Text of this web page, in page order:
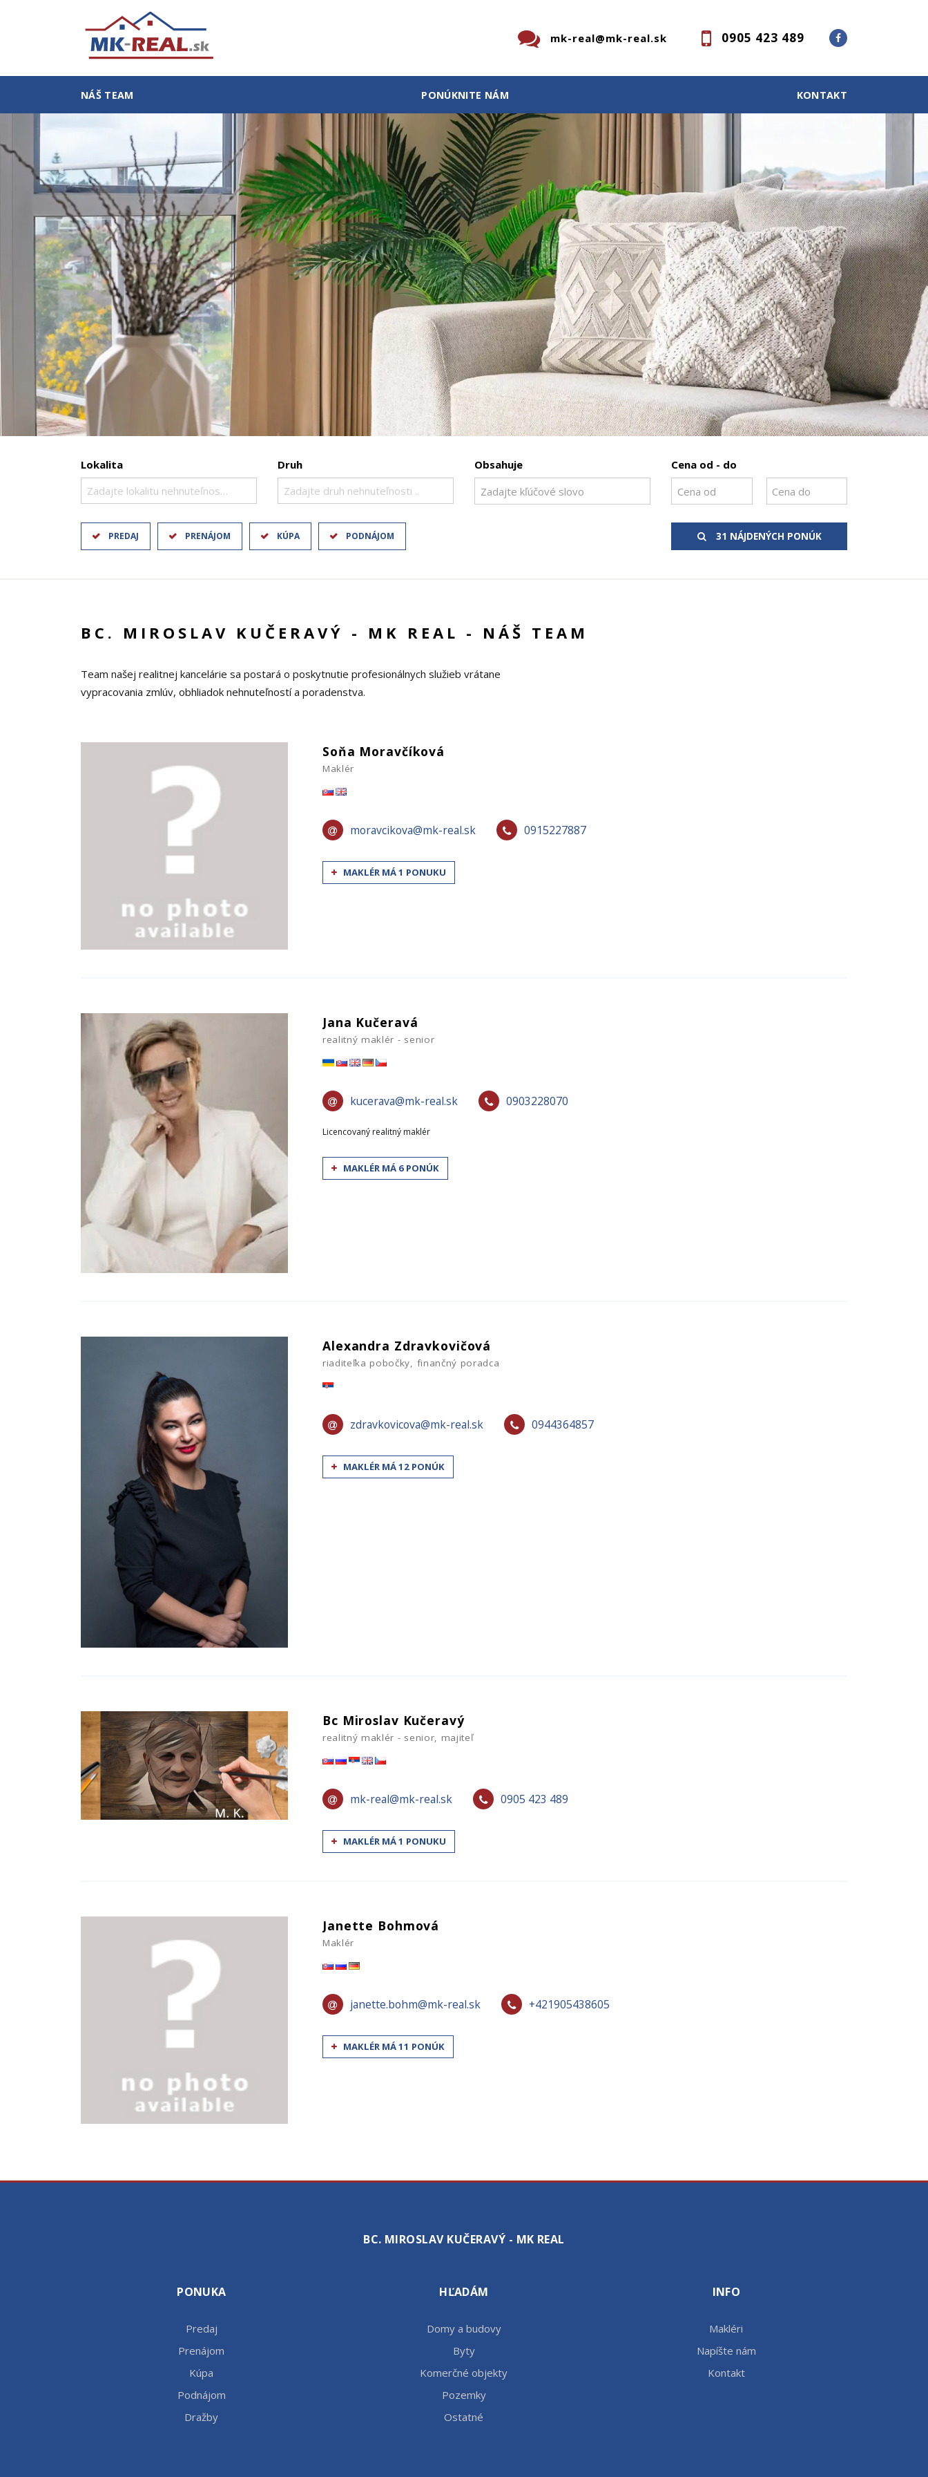
0905 423 489
mk-real@mk-real.sk
NÁŠ TEAM PONÚKNITE NÁM KONTAKT
Lokalita
Zadajte lokalitu nehnuteľnosti ..
Druh
Zadajte druh nehnuteľnosti ..
Obsahuje Cena od - do
PREDAJ PRENÁJOM KÚPA PODNÁJOM 31 NÁJDENÝCH PONÚK
BC. MIROSLAV KUČERAVÝ - MK REAL - NÁŠ TEAM
Team našej realitnej kancelárie sa postará o poskytnutie profesionálnych služieb vrátane
vypracovania zmlúv, obhliadok nehnuteľností a poradenstva.
Soňa Moravčíková
Maklér
0915227887
moravcikova@mk-real.sk
MAKLÉR MÁ 1 PONUKU
Jana Kučeravá
realitný maklér - senior
0903228070
kucerava@mk-real.sk
Licencovaný realitný maklér
MAKLÉR MÁ 6 PONÚK
Alexandra Zdravkovičová
riaditeľka pobočky, finančný poradca
0944364857
zdravkovicova@mk-real.sk
MAKLÉR MÁ 12 PONÚK
Bc Miroslav Kučeravý
realitný maklér - senior, majiteľ
0905 423 489
mk-real@mk-real.sk
MAKLÉR MÁ 1 PONUKU
Janette Bohmová
Maklér
+421905438605
janette.bohm@mk-real.sk
MAKLÉR MÁ 11 PONÚK
BC. MIROSLAV KUČERAVÝ - MK REAL
PONUKA
Predaj
Prenájom
Kúpa
Podnájom
Dražby
HĽADÁM
Domy a budovy
Byty
Komerčné objekty
Pozemky
Ostatné
INFO
Makléri
Napíšte nám
Kontakt